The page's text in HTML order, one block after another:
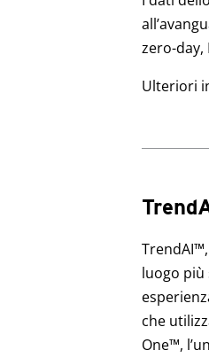
zero-day,
Ulteriori
luogo più
che
One™,